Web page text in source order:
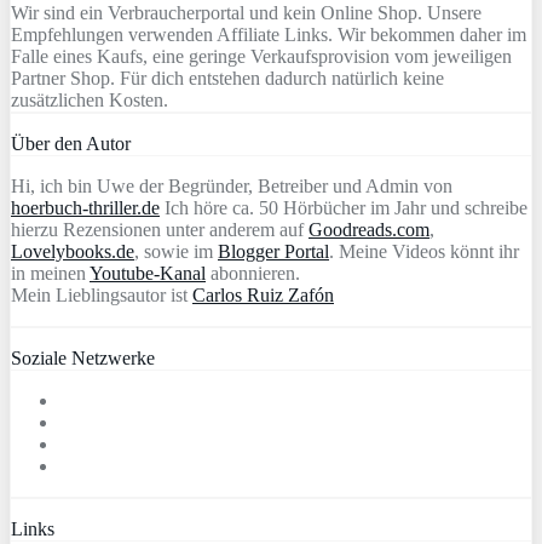
Wir sind ein Verbraucherportal und kein Online Shop. Unsere
Empfehlungen verwenden Affiliate Links. Wir bekommen daher im
Falle eines Kaufs, eine geringe Verkaufsprovision vom jeweiligen
Partner Shop. Für dich entstehen dadurch natürlich keine
zusätzlichen Kosten.
Über den Autor
Hi, ich bin Uwe der Begründer, Betreiber und Admin von
hoerbuch-thriller.de Ich höre ca. 50 Hörbücher im Jahr und schreibe
hierzu Rezensionen unter anderem aufGoodreads.com,
Lovelybooks.de, sowie im Blogger Portal. Meine Videos könnt ihr
in meinen Youtube-Kanal abonnieren.
Mein Lieblingsautor ist Carlos Ruiz Zafón
Soziale Netzwerke
Links